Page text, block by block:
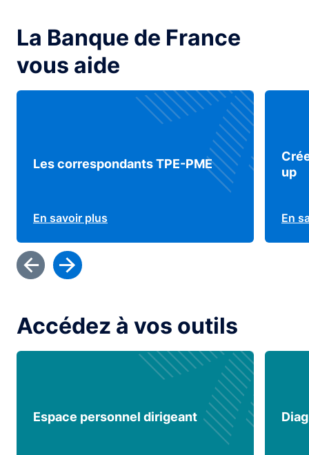
La Banque de France
vous aide
Les correspondants TPE-PME
En savoir plus
up
En
Accédez à vos outils
Espace personnel dirigeant